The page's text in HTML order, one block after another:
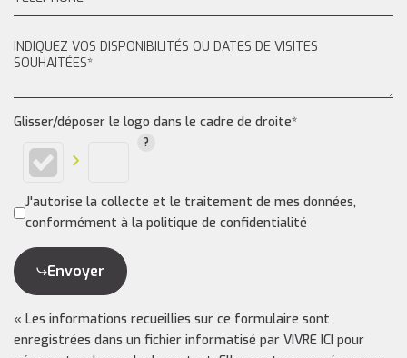
Glisser/déposer le logo dans le cadre de droite*
J'autorise la collecte et le traitement de mes données,
conformément à la politique de confidentialité
Envoyer
« Les informations recueillies sur ce formulaire sont
enregistrées dans un fichier informatisé par VIVRE ICI pour